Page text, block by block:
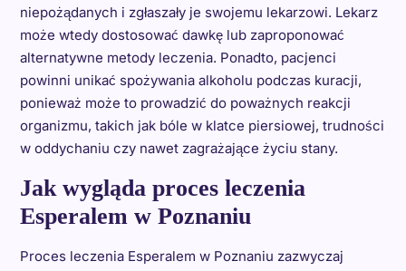
niepożądanych i zgłaszały je swojemu lekarzowi. Lekarz
może wtedy dostosować dawkę lub zaproponować
alternatywne metody leczenia. Ponadto, pacjenci
powinni unikać spożywania alkoholu podczas kuracji,
ponieważ może to prowadzić do poważnych reakcji
organizmu, takich jak bóle w klatce piersiowej, trudności
w oddychaniu czy nawet zagrażające życiu stany.
Jak wygląda proces leczenia
Esperalem w Poznaniu
Proces leczenia Esperalem w Poznaniu zazwyczaj